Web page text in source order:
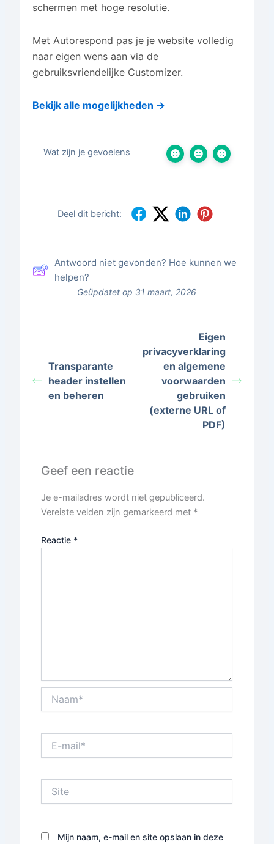
schermen met hoge resolutie.
Met Autorespond pas je je website volledig
naar eigen wens aan via de
gebruiksvriendelijke Customizer.
Bekijk alle mogelijkheden →
Wat zijn je gevoelens
Deel dit bericht:
Antwoord niet gevonden? Hoe kunnen we
helpen?
Geüpdatet op 31 maart, 2026
Transparante
header instellen
en beheren
Eigen
privacyverklaring
en algemene
voorwaarden
gebruiken
(externe URL of
PDF)
Geef een reactie
Je e-mailadres wordt niet gepubliceerd.
Vereiste velden zijn gemarkeerd met *
Reactie *
mail*
Mijn naam, e-mail en site opslaan in deze